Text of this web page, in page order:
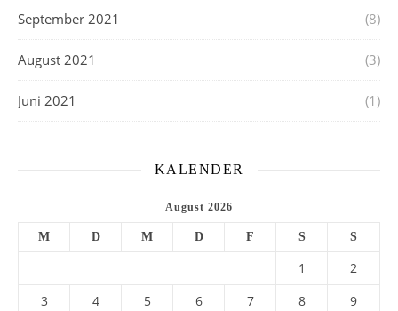
September 2021 (8)
August 2021 (3)
Juni 2021 (1)
KALENDER
August 2026
M D M D F S S
1
2
3
4 5 6 7 8
9